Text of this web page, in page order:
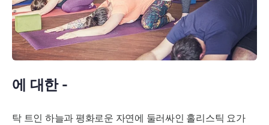
에 대한 -
탁 트인 하늘과 평화로운 자연에 둘러싸인 홀리스틱 요가